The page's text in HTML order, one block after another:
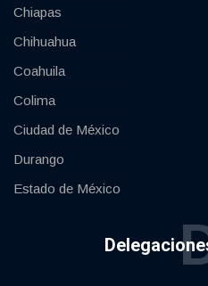
Chiapas
Chihuahua
Coahuila
Colima
Ciudad de México
Durango
Estado de México